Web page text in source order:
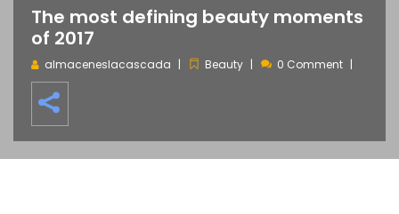
The most defining beauty moments
of 2017
almaceneslacascada Beauty 0 Comment